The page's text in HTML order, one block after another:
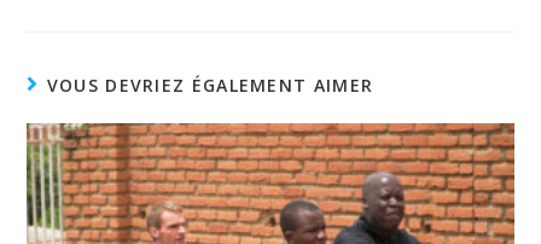
VOUS DEVRIEZ ÉGALEMENT AIMER